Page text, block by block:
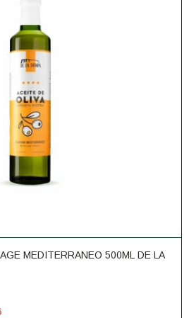
MEDITERRANEO 500ML DE LA